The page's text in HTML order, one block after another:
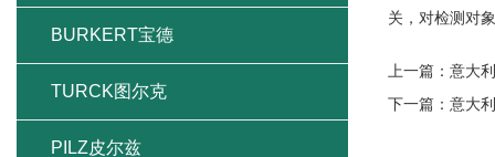
关，对检测对
上一篇： 意大
下一篇： 意大
BURKERT宝德
TURCK图尔克
PILZ皮尔兹